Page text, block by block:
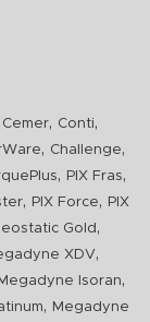
Cemer, Conti,
, Challenge,
, PIX Fras,
, PIX Force,
PIX
Gold ,
XDV,
Megadyne Isoran,
,
Megadyne